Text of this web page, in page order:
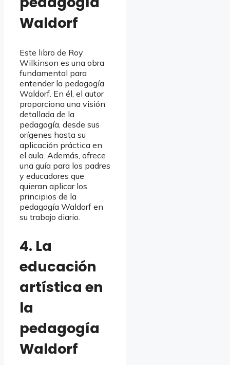
Waldorf
Este libro de Roy
Wilkinson es una obra
fundamental para
entender la pedagogía
Waldorf. En él, el autor
proporciona una visión
detallada de la
pedagogía, desde sus
orígenes hasta su
aplicación práctica en
el aula. Además, ofrece
una guía para los padres
y educadores que
quieran aplicar los
principios de la
pedagogía Waldorf en
su trabajo diario.
4. La
educación
artística en
la
pedagogía
Waldorf